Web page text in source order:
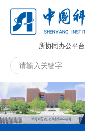
所协同办公平台